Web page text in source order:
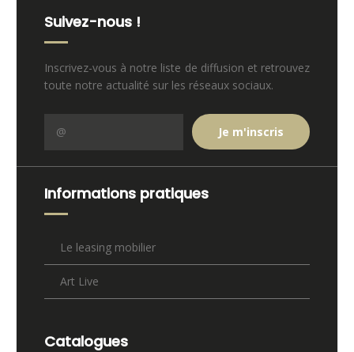
Suivez-nous !
Inscrivez-vous à notre liste de diffusion et retrouvez
toute notre actualité sur les réseaux sociaux.
Informations pratiques
Le leasing mobilier
Art Live
Catalogues